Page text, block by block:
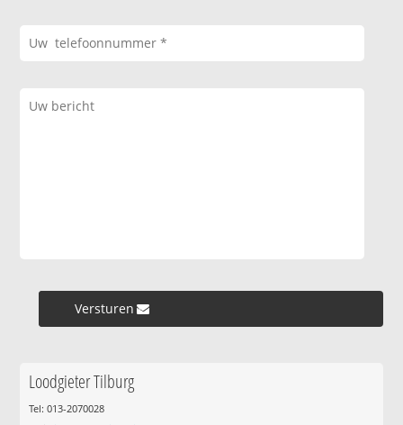
Versturen »
Loodgieter Tilburg
Tel: 013-2070028